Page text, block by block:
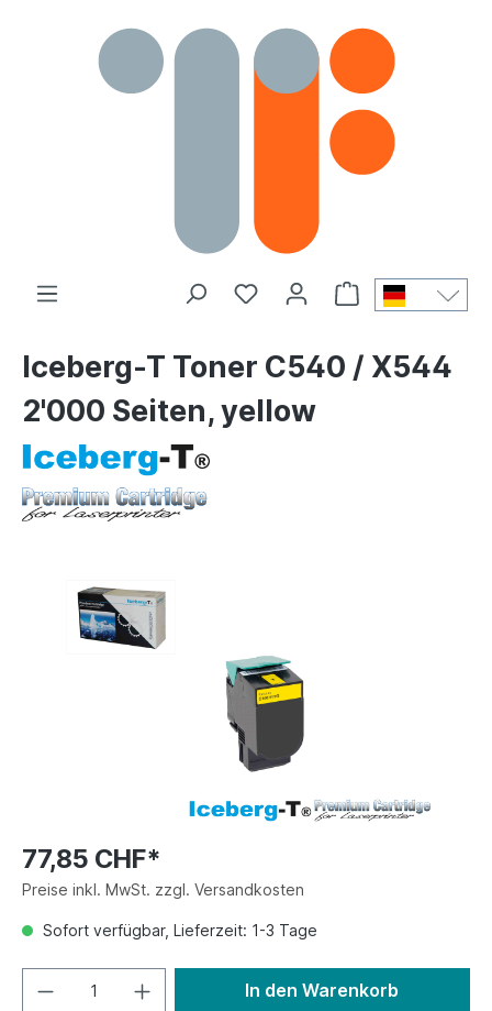
Iceberg-T Toner C540 / X544
2'000 Seiten, yellow
77,85 CHF*
Preise inkl. MwSt. zzgl. Versandkosten
Sofort verfügbar, Lieferzeit: 1-3 Tage
In den Warenkorb